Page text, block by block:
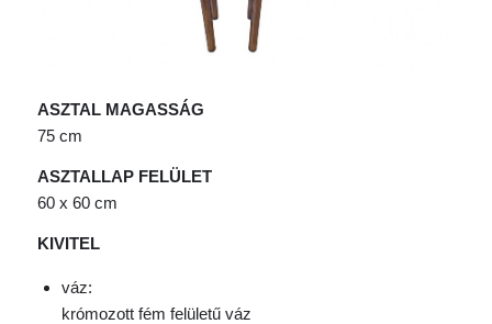
ASZTAL MAGASSÁG
75 cm
ASZTALLAP FELÜLET
60 x 60 cm
KIVITEL
váz:
krómozott fém felületű váz